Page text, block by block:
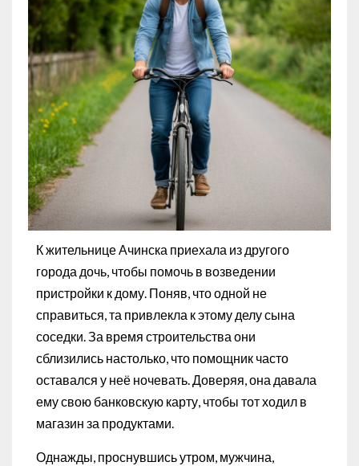
К жительнице Ачинска приехала из другого
города дочь, чтобы помочь в возведении
пристройки к дому. Поняв, что одной не
справиться, та привлекла к этому делу сына
соседки. За время строительства они
сблизились настолько, что помощник часто
оставался у неё ночевать. Доверяя, она давала
ему свою банковскую карту, чтобы тот ходил в
магазин за продуктами.
Однажды, проснувшись утром, мужчина,